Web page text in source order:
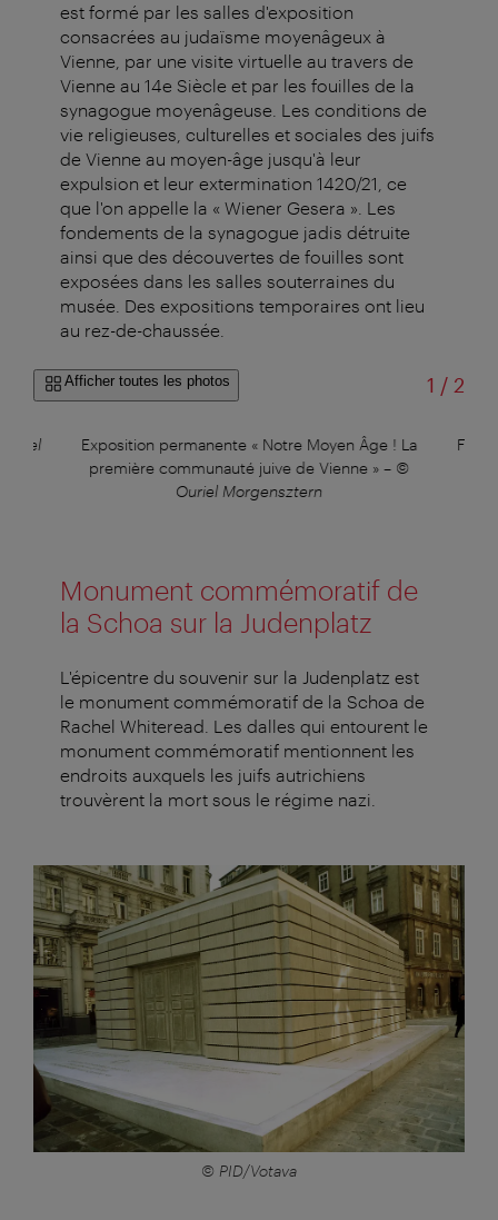
est formé par les salles d'exposition
consacrées au judaïsme moyenâgeux à
Vienne, par une visite virtuelle au travers de
Vienne au 14e Siècle et par les fouilles de la
synagogue moyenâgeuse. Les conditions de
vie religieuses, culturelles et sociales des juifs
de Vienne au moyen-âge jusqu'à leur
expulsion et leur extermination 1420/21, ce
que l'on appelle la « Wiener Gesera ». Les
fondements de la synagogue jadis détruite
ainsi que des découvertes de fouilles sont
exposées dans les salles souterraines du
musée. Des expositions temporaires ont lieu
au rez-de-chaussée.
Afficher toutes les photos 1 /sur
2
Exposition permanente « Notre Moyen Âge ! La
première communauté juive de Vienne »– ©
Ouriel Morgensztern
Monument commémoratif de
la Schoa sur la Judenplatz
L'épicentre du souvenir sur la Judenplatz est
le monument commémoratif de la Schoa de
Rachel Whiteread. Les dalles qui entourent le
monument commémoratif mentionnent les
endroits auxquels les juifs autrichiens
trouvèrent la mort sous le régime nazi.
© PID/Votava